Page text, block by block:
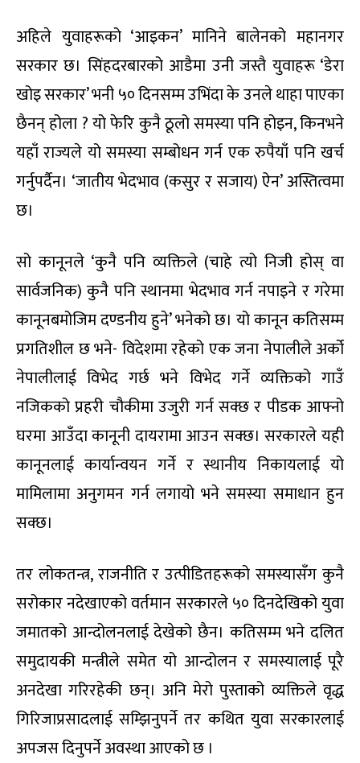
अहिले युवाहरूको ‘आइकन’ मानिने बालेनको महानगर
सरकार छ। सिंहदरबारको आडैमा उनी जस्तै युवाहरू ‘डेरा
खोइ सरकार’ भनी ५० दिनसम्म उभिंदा के उनले थाहा पाएका
छैनन् होला ? यो फेरि कुनै ठूलो समस्या पनि होइन, किनभने
यहाँ राज्यले यो समस्या सम्बोधन गर्न एक रुपैयाँ पनि खर्च
गर्नुपर्दैन। ‘जातीय भेदभाव (कसुर र सजाय) ऐन’ अस्तित्वमा
छ।
सो कानूनले ‘कुनै पनि व्यक्तिले (चाहे त्यो निजी होस् वा
सार्वजनिक) कुनै पनि स्थानमा भेदभाव गर्न नपाइने र गरेमा
कानूनबमोजिम दण्डनीय हुने’ भनेको छ। यो कानून कतिसम्म
प्रगतिशील छ भने- विदेशमा रहेको एक जना नेपालीले अर्को
नेपालीलाई विभेद गर्छ भने विभेद गर्ने व्यक्तिको गाउँ
नजिकको प्रहरी चौकीमा उजुरी गर्न सक्छ र पीडक आफ्नो
घरमा आउँदा कानूनी दायरामा आउन सक्छ। सरकारले यही
कानूनलाई कार्यान्वयन गर्ने र स्थानीय निकायलाई यो
मामिलामा अनुगमन गर्न लगायो भने समस्या समाधान हुन
सक्छ।
तर लोकतन्त्र, राजनीति र उत्पीडितहरूको समस्यासँग कुनै
सरोकार नदेखाएको वर्तमान सरकारले ५० दिनदेखिको युवा
जमातको आन्दोलनलाई देखेको छैन। कतिसम्म भने दलित
समुदायकी मन्त्रीले समेत यो आन्दोलन र समस्यालाई पूरै
अनदेखा गरिरहेकी छन्। अनि मेरो पुस्ताको व्यक्तिले वृद्ध
गिरिजाप्रसादलाई सम्झिनुपर्ने तर कथित युवा सरकारलाई
अपजस दिनुपर्ने अवस्था आएको छ ।